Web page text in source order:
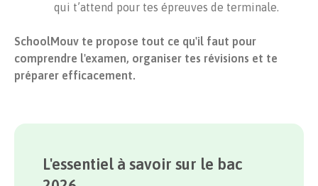
qui t’attend pour tes épreuves de terminale.
SchoolMouv te propose tout ce qu'il faut pour
comprendre l'examen, organiser tes révisions et te
préparer efficacement.
L'essentiel à savoir sur le bac